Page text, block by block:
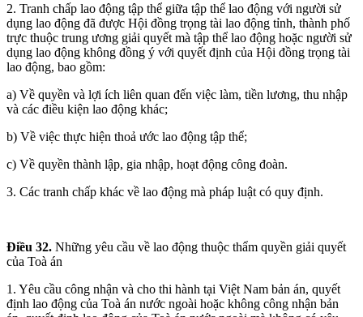
2. Tranh chấp lao động tập thể giữa tập thể lao động với người sử
dụng lao động đã được Hội đồng trọng tài lao động tỉnh, thành phố
trực thuộc trung ương giải quyết mà tập thể lao động hoặc người sử
dụng lao động không đồng ý với quyết định của Hội đồng trọng tài
lao động, bao gồm:
a) Về quyền và lợi ích liên quan đến việc làm, tiền lương, thu nhập
và các điều kiện lao động khác;
b) Về việc thực hiện thoả ước lao động tập thể;
c) Về quyền thành lập, gia nhập, hoạt động công đoàn.
3. Các tranh chấp khác về lao động mà pháp luật có quy định.
Điều 32. Những yêu cầu về lao động thuộc thẩm quyền giải quyết
của Toà án
1. Yêu cầu công nhận và cho thi hành tại Việt Nam bản án, quyết
định lao động của Toà án nước ngoài hoặc không công nhận bản